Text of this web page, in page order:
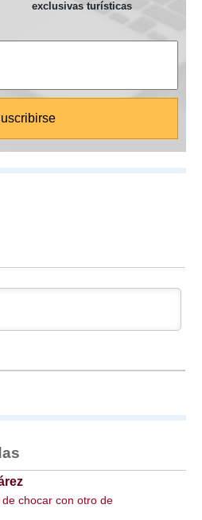
exclusivas turísticas
chocar con otro de